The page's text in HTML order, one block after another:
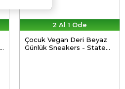
2 Al 1 Öde
Çocuk Vegan Deri Beyaz
Günlük Sneakers - State